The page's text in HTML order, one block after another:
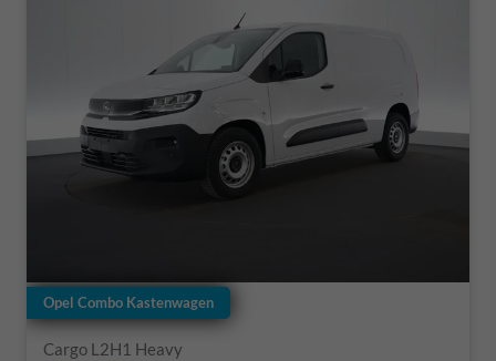
Opel Combo Kastenwagen
Cargo L2H1 Heavy